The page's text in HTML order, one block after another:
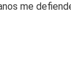
me